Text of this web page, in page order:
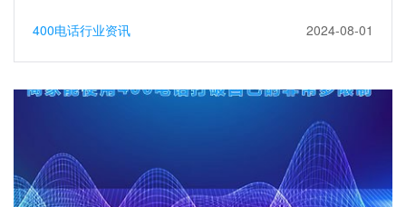
400电话行业资讯 2024-08-01